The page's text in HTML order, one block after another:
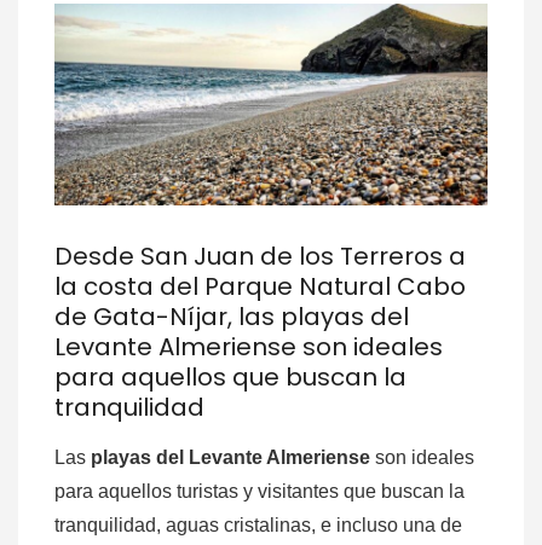
Desde San Juan de los Terreros a
la costa del Parque Natural Cabo
de Gata-Níjar, las playas del
Levante Almeriense son ideales
para aquellos que buscan la
tranquilidad
Las playas del Levante Almeriense son ideales
para aquellos turistas y visitantes que buscan la
tranquilidad, aguas cristalinas, e incluso una de